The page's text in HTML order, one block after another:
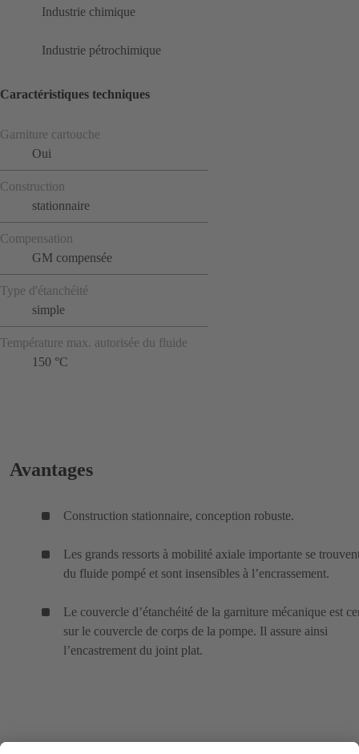
Industrie chimique
Industrie pétrochimique
Caractéristiques techniques
Garniture cartouche
Oui
Construction
stationnaire
Compensation
GM compensée
Type d'étanchéité
simple
Température max. autorisée du fluide
150 °C
Avantages
Construction stationnaire, conception robuste.
Les grands ressorts à mobilité axiale importante se
du fluide pompé et sont insensibles à l’encrassement.
Le couvercle d’étanchéité de la garniture mécanique est
sur le couvercle de corps de la pompe. Il assure ainsi
l’encastrement du joint plat.